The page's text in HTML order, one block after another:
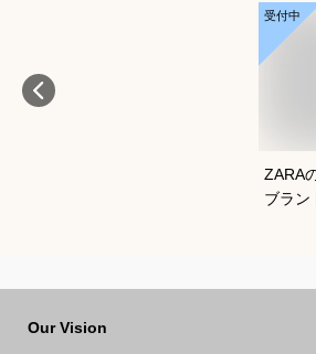
受付中
ZARA
ブラン
Our Vision